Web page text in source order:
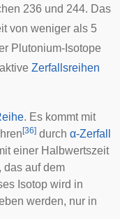
236 und 244. Das
von weniger als 5
Plutonium-Isotope
Zerfallsreihen
. Es kommt mit
[36] durch α-Zerfall
einer Halbwertszeit
das auf dem
Isotop wird in
werden, nur in